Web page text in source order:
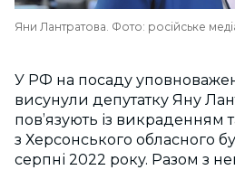
Яни Лантратова. Фото: російське
У РФ на посаду
висунули депутатку Яну
пов’язують із викраденням
з Херсонського обласного
серпні 2022 року. Разом з